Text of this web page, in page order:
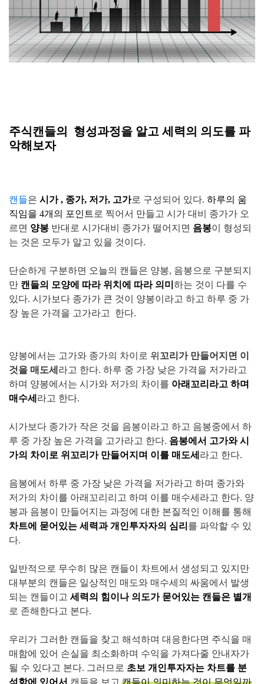
주식캔들의 형성과정을 알고 세력의 의도를 파
악해보자
캔들은 시가 , 종가, 저가, 고가로 구성되어 있다. 하루의 움
직임을 4개의 포인트 로 찍어서 만들고 시가 대비 종가가 오
르면 양봉 반대로 시가대비 종가가 떨어지면 음봉이 형성되
는 것은 모두가 알고 있을 것이다.
단순하게 구분하면 오늘의 캔들은 양봉, 음봉으로 구분되지
만 캔들의 모양에 따라 위치에 따라 의미 하는 것이 다를 수
있다. 시가보다 종가가 큰 것이 양봉이라고 하고 하루 중 가
장 높은 가격을 고가라고 한다.
양봉에서는 고가와 종가의 차이로 위 꼬리가 만들어지면 이
것을 매도세 라고 한다. 하루 중 가장 낮은 가격을 저가라고
하며 양봉에서는 시가와 저가의 차이를 아래꼬리라고 하며
매수세 라고 한다.
시가보다 종가가 작은 것을 음봉이라고 하고 음봉중에서 하
루 중 가장 높은 가격을 고가라고 한다. 음봉에서 고가와 시
가의 차이로 위꼬리가 만들어지며 이를 매도세 라고 한다.
음봉에서 하루 중 가장 낮은 가격을 저가라고 하며 종가와
저가의 차이를 아래꼬리리고 하며 이를 매수세라고 한다. 양
봉과 음봉이 만들어지는 과정에 대한 본질적인 이해를 통해
차트에 묻어있는 세력과 개인투자자의 심리 를 파악할 수 있
다.
일반적으로 무수히 많은 캔들이 차트에서 생성되고 있지만
대부분의 캔들은 일상적인 매도와 매수세의 싸움에서 발생
되는 캔들이고 세력의 힘이나 의도가 묻어있는 캔들은 별개
로 존해한다고 본다.
우리가 그러한 캔들을 찾고 해석하며 대응한다면 주식을 매
매함에 있어 손실을 최소화하며 수익을 가져다줄 안내자가
될 수 있다고 본다. 그러므로 초보 개인투자자는 차트를 분
석함에 있어서 캔들을 보고 캔들이 의미하는 것이 무엇일까